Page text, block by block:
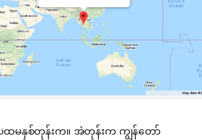
ထမနှစ်တုန်းက။ အဲတုန်းက ကျွန်တော်